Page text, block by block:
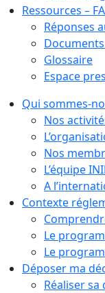
Ressources –
Réponses
Glossaire
Espace
Qui sommes-
Nos
Nos
L’équipe
A
Contexte
Le
Le
Déposer ma
Réaliser